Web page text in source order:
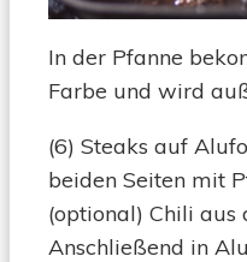
In der Pfanne
Farbe und wird
(6) Steaks auf
beiden Seiten mit
(optional) Chili aus
Anschließend in